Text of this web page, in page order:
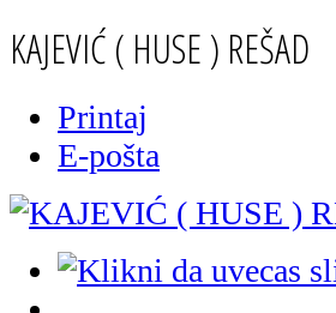
KAJEVIĆ ( HUSE ) REŠAD
Printaj
E-pošta